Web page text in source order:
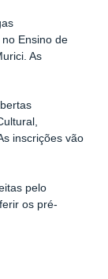
Ensino de
As
inscrições vão
pelo
os pré-